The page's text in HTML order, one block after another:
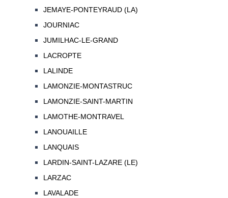
JEMAYE-PONTEYRAUD (LA)
JOURNIAC
JUMILHAC-LE-GRAND
LACROPTE
LALINDE
LAMONZIE-MONTASTRUC
LAMONZIE-SAINT-MARTIN
LAMOTHE-MONTRAVEL
LANOUAILLE
LANQUAIS
LARDIN-SAINT-LAZARE (LE)
LARZAC
LAVALADE